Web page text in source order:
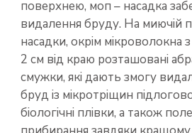
поверхнею, моп – насадка
видалення бруду. На миючій
насадки, окрім мікроволокна
2 см від краю розташовані
смужки, які дають змогу
бруд із мікротріщин
біологічні плівки, а також